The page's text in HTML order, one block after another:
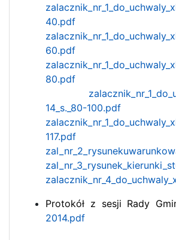
40.pdf
60.pdf
80.pdf
14_s._80-100.pdf
117.pdf
Protokół z sesji Rady
2014.pdf